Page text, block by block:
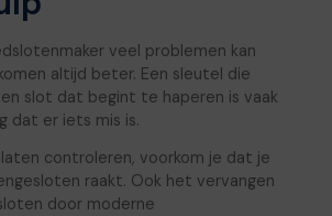
veel problemen kan
altijd beter. Een sleutel die
slot dat begint te haperen is vaak
dat er iets mis is.
controleren, voorkom je dat je
raakt. Ook het vervangen
door moderne